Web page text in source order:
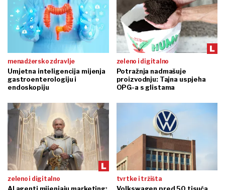
menadžersko zdravlje
Umjetna inteligencija mijenja
gastroenterologiju i
endoskopiju
zeleno i digitalno
Potražnja nadmašuje
proizvodnju: Tajna uspjeha
OPG-a s glistama
zeleno i digitalno tvrtke i tržišta